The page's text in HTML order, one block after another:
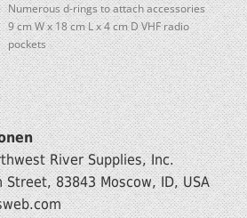
Numerous d-rings to attach accessories
9 cm W x 18 cm L x 4 cm D VHF radio
pockets
River Supplies, Inc.
Street, 83843 Moscow, ID, USA